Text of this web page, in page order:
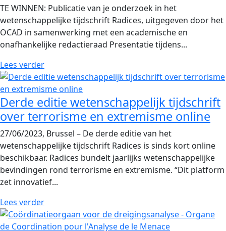
TE WINNEN: Publicatie van je onderzoek in het
wetenschappelijke tijdschrift Radices, uitgegeven door het
OCAD in samenwerking met een academische en
onafhankelijke redactieraad Presentatie tijdens...
Lees verder
Derde editie wetenschappelijk tijdschrift
over terrorisme en extremisme online
27/06/2023, Brussel – De derde editie van het
wetenschappelijke tijdschrift Radices is sinds kort online
beschikbaar. Radices bundelt jaarlijks wetenschappelijke
bevindingen rond terrorisme en extremisme. “Dit platform
zet innovatief...
Lees verder